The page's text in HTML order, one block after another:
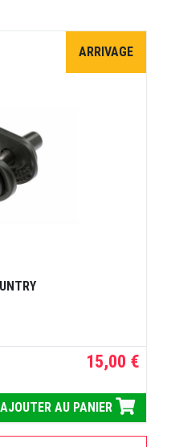
ARRIVAGE
15,00 €
AJOUTER AU PANIER